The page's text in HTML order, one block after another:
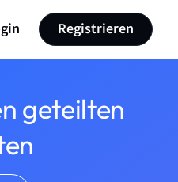
Registrieren
geteilten